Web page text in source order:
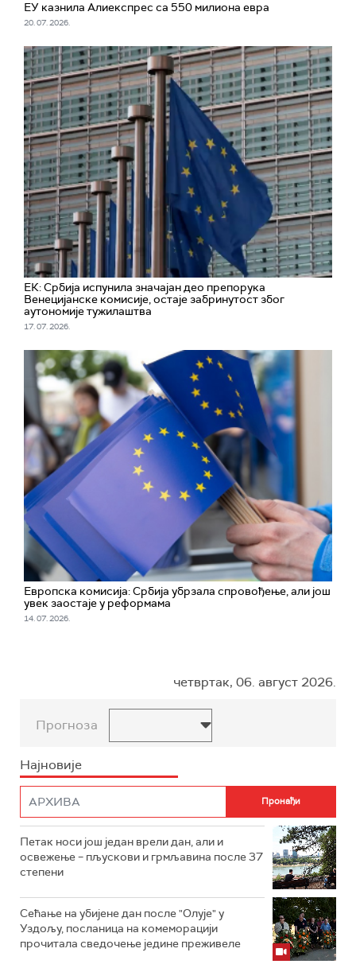
ЕУ казнила Алиекспрес са 550 милиона евра
20. 07. 2026.
ЕК: Србија испунила значајан део препорука
Венецијанске комисије, остаје забринутост због
аутономије тужилаштва
17. 07. 2026.
Европска комисија: Србија убрзала спровођење, али још
увек заостаје у реформама
14. 07. 2026.
четвртак, 06. август 2026.
Прогноза
Најновије
Петак носи још један врели дан, али и
освежење – пљускови и грмљавина после 37
степени
Сећање на убијене дан после "Олује" у
Уздољу, посланица на комеморацији
прочитала сведочење једине преживеле